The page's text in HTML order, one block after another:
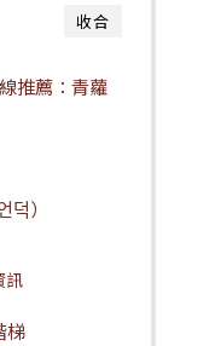
收合
推薦：青蘿
）
訊
梯